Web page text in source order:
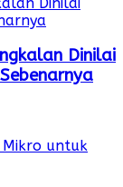
Dinilai